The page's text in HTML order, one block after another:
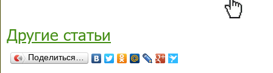
Другие статьи
Поделиться…